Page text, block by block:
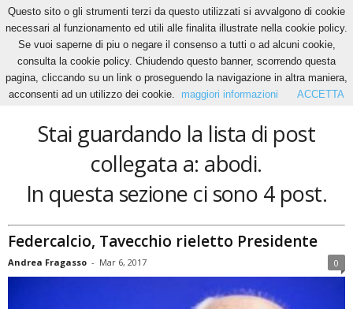
Home Tags Abodi
abodi
Stai guardando la lista di post
collegata a: abodi.
In questa sezione ci sono 4 post.
Federcalcio, Tavecchio rieletto Presidente
Andrea Fragasso - Mar 6, 2017 0
Questo sito o gli strumenti terzi da questo utilizzati si avvalgono di cookie
necessari al funzionamento ed utili alle finalita illustrate nella cookie policy.
Se vuoi saperne di piu o negare il consenso a tutti o ad alcuni cookie,
consulta la cookie policy. Chiudendo questo banner, scorrendo questa
pagina, cliccando su un link o proseguendo la navigazione in altra maniera,
acconsenti ad un utilizzo dei cookie.
maggiori informazioni ACCETTA